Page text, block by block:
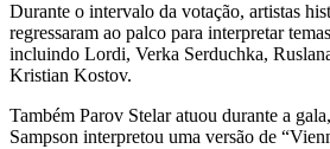
Durante o intervalo da votação, artistas
regressaram ao palco para interpretar
incluindo Lordi, Verka Serduchka,
Kristian Kostov.
Também Parov Stelar atuou durante a
Sampson interpretou uma versão de